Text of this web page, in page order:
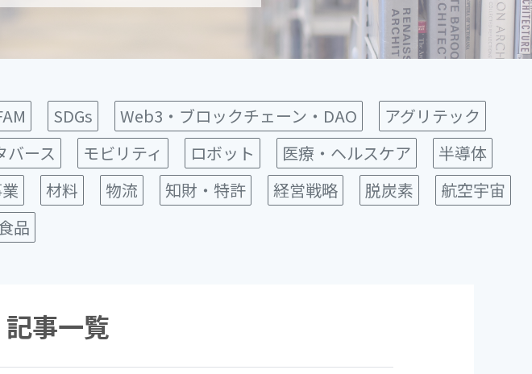
SDGs Web3・ブロックチェーン・DAO
アグリテック
バース モビリティ ロボット 医療・ヘルスケア
半導体
材料 物流 知財・特許 経営戦略 脱炭素
航空宇宙
品
事一覧